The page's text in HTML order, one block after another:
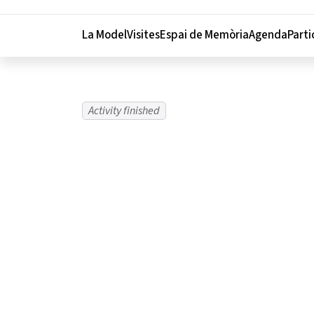
La ModelVisitesEspai de MemòriaAgenda
Activity finished